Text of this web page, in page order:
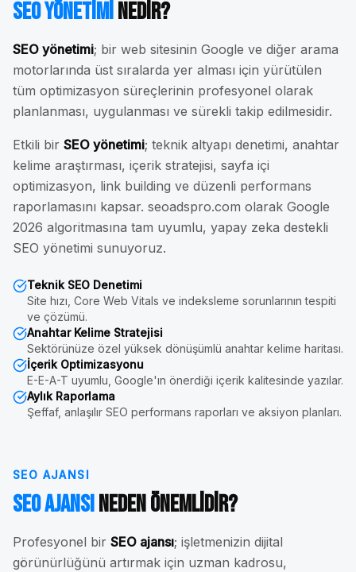
SEO YönetimiNedir?
SEO yönetimi; bir web sitesinin Google ve diğer arama
motorlarında üst sıralarda yer alması için yürütülen
tüm optimizasyon süreçlerinin profesyonel olarak
planlanması, uygulanması ve sürekli takip edilmesidir.
Etkili bir SEO yönetimi; teknik altyapı denetimi, anahtar
kelime araştırması, içerik stratejisi, sayfa içi
optimizasyon, link building ve düzenli performans
raporlamasını kapsar. seoadspro.com olarak Google
2026 algoritmasına tam uyumlu, yapay zeka destekli
SEO yönetimi sunuyoruz.
Teknik SEO Denetimi
Site hızı, Core Web Vitals ve indeksleme sorunlarının tespiti
ve çözümü.
Anahtar Kelime Stratejisi
Sektörünüze özel yüksek dönüşümlü anahtar kelime haritası.
İçerik Optimizasyonu
E-E-A-T uyumlu, Google'ın önerdiği içerik kalitesinde yazılar.
Aylık Raporlama
Şeffaf, anlaşılır SEO performans raporları ve aksiyon planları.
SEO AJANSI
SEO AjansıNeden Önemlidir?
Profesyonel bir SEO ajansı; işletmenizin dijital
görünürlüğünü artırmak için uzman kadrosu,